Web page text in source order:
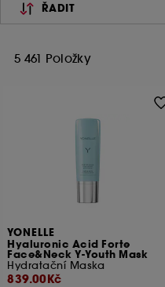
ŘADIT
5 461 Položky
YONELLE
Hyaluronic Acid Forte
Face&Neck Y-Youth Mask
Hydratační Maska
839.00Kč